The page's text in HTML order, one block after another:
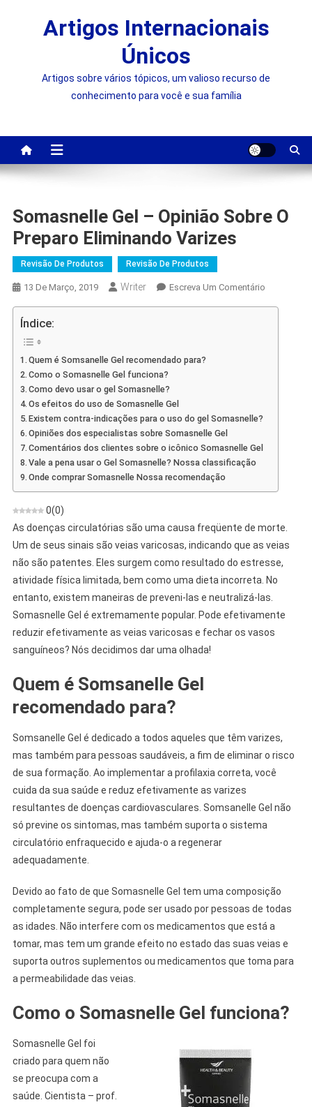
Artigos Internacionais
Únicos
Artigos sobre vários tópicos, um valioso recurso de
conhecimento para você e sua família
Somasnelle Gel – Opinião Sobre O
Preparo Eliminando Varizes
Revisão De Produtos Revisão De Produtos
13 De Março, 2019 Writer Escreva Um ComentárioOn
Índice:
Quem é Somsanelle Gel recomendado para?
Como o Somasnelle Gel funciona?
Como devo usar o gel Somasnelle?
Os efeitos do uso de Somasnelle Gel
Existem contra-indicações para o uso do gel Somasnelle?
Opiniões dos especialistas sobre Somasnelle Gel
Comentários dos clientes sobre o icônico Somasnelle Gel
Vale a pena usar o Gel Somasnelle? Nossa classificação
Onde comprar Somasnelle Nossa recomendação
0(0)
As doenças circulatórias são uma causa freqüente de morte.
Um de seus sinais são veias varicosas, indicando que as veias
não são patentes. Eles surgem como resultado do estresse,
atividade física limitada, bem como uma dieta incorreta. No
entanto, existem maneiras de preveni-las e neutralizá-las.
Somasnelle Gel é extremamente popular. Pode efetivamente
reduzir efetivamente as veias varicosas e fechar os vasos
sanguíneos? Nós decidimos dar uma olhada!
Quem é Somsanelle Gel
recomendado para?
Somsanelle Gel é dedicado a todos aqueles que têm varizes,
mas também para pessoas saudáveis, a fim de eliminar o risco
de sua formação. Ao implementar a profilaxia correta, você
cuida da sua saúde e reduz efetivamente as varizes
resultantes de doenças cardiovasculares. Somsanelle Gel não
só previne os sintomas, mas também suporta o sistema
circulatório enfraquecido e ajuda-o a regenerar
adequadamente.
Devido ao fato de que Somasnelle Gel tem uma composição
completamente segura, pode ser usado por pessoas de todas
as idades. Não interfere com os medicamentos que está a
tomar, mas tem um grande efeito no estado das suas veias e
suporta outros suplementos ou medicamentos que toma para
a permeabilidade das veias.
Como o Somasnelle Gel funciona?
Somasnelle Gel foi
criado para quem não
se preocupa com a
saúde. Cientista – prof.